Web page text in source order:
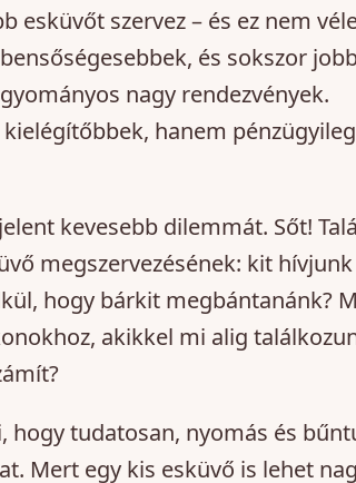
esküvőt szervez – és ez nem
és sokszor
nagy rendezvények.
hanem
kevesebb dilemmát. Sőt!
megszervezésének: kit
hogy bárkit megbántanánk?
akikkel mi alig
hogy tudatosan, nyomás és
Mert egy kis esküvő is lehet